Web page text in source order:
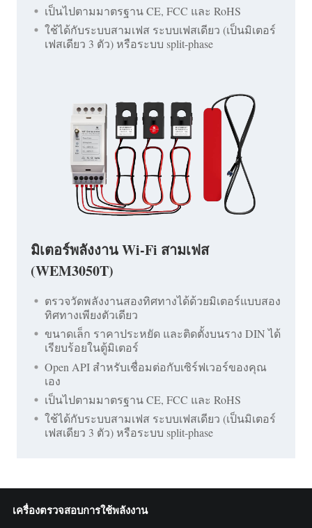
เป็นไปตามมาตรฐาน CE, FCC และ RoHS
ใช้ได้กับระบบสามเฟส ระบบเฟสเดียว (เป็นมิเตอร์
เฟสเดียว 3 ตัว) หรือระบบ split-phase
มิเตอร์พลังงาน Wi-Fi สามเฟส
(WEM3050T)
ตรวจวัดพลังงานสองทิศทางได้ด้วยมิเตอร์แบบสอง
ทิศทางเพียงตัวเดียว
ขนาดเล็ก ราคาประหยัด และติดตั้งบนราง DIN ได้
เรียบร้อยในตู้มิเตอร์
Open API สำหรับเชื่อมต่อกับเซิร์ฟเวอร์ของคุณ
เอง
เป็นไปตามมาตรฐาน CE, FCC และ RoHS
ใช้ได้กับระบบสามเฟส ระบบเฟสเดียว (เป็นมิเตอร์
เฟสเดียว 3 ตัว) หรือระบบ split-phase
เครื่องตรวจสอบการใช้พลังงาน